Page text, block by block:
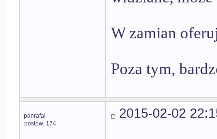
W zamian
Poza tym,
panrafal
postów: 174
2015-02-02